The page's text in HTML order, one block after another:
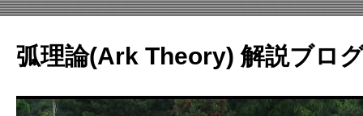
テ
ン
へ
ス
弧理論(Ark Theory) 解説ブロ